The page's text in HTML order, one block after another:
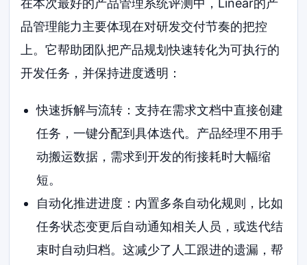
在本次最好的产品管理系统评测中，Linear的产
品管理能力主要体现在对研发交付节奏的把控
上。它帮助团队把产品规划快速转化为可执行的
开发任务，并保持进度透明：
快速拆解与流转：支持在需求文档中直接创建
任务，一键分配到具体迭代。产品经理不用手
动搬运数据，需求到开发的衔接耗时大幅缩
短。
自动化推进进度：内置多条自动化规则，比如
任务状态变更后自动通知相关人员，或迭代结
束时自动归档。这减少了人工跟进的遗漏，帮